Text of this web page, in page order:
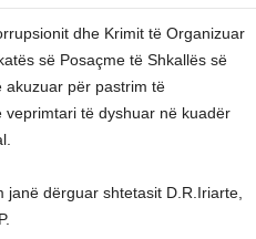
dhe Krimit të Organizuar
së Posaçme të Shkallës së
akuzuar për pastrim të
të dyshuar në kuadër
janë dërguar shtetasit D.R.Iriarte,